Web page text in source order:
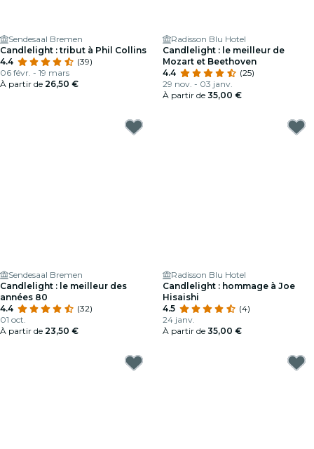
Sendesaal Bremen
Candlelight : tribut à Phil Collins
4.4
(39)
06 févr. - 19 mars
À partir de 26,50 €
Radisson Blu Hotel
Candlelight : le meilleur de
Mozart et Beethoven
4.4
(25)
29 nov. - 03 janv.
À partir de 35,00 €
Sendesaal Bremen
Candlelight : le meilleur des
années 80
4.4
(32)
01 oct.
À partir de 23,50 €
Radisson Blu Hotel
Candlelight : hommage à Joe
Hisaishi
4.5
(4)
24 janv.
À partir de 35,00 €